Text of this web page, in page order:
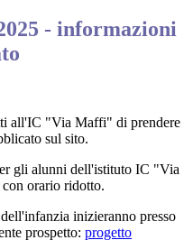
- informazioni
all'IC "Via Maffi" di prendere
sul sito.
gli alunni dell'istituto IC "Via
orario ridotto.
inizieranno presso
prospetto: progetto